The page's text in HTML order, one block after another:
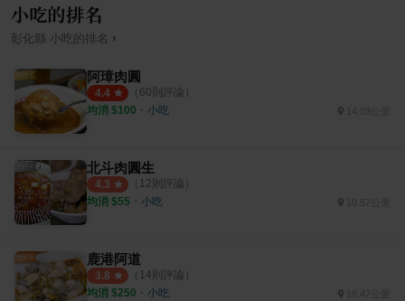
小吃的排名
彰化縣 小吃 的排名 ›
阿璋肉圓
4.4 （ 60則評論）
均消 $100 ・ 小吃 14.03公里
北斗肉圓生
4.3 （ 12則評論）
均消 $55 ・ 小吃 10.57公里
鹿港阿道
3.8 （ 14則評論）
均消 $250 ・ 小吃 18.47公里